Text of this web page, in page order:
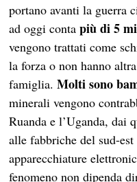
portano avanti la guerra
ad oggi contapiù di 5
vengono trattati come
la forza o non hanno
famiglia.Molti sono
minerali vengono
Ruanda e l’Uganda, dai
alle fabbriche del sud-
apparecchiature
fenomeno non dipenda